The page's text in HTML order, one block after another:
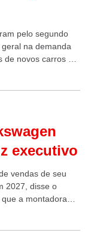
pelo segundo
na demanda
novos carros da
executivo
vendas de seu
2027, disse o
a montadora